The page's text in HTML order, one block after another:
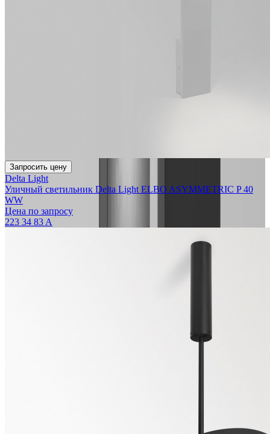
Запросить цену
Delta Light
Уличный светильник Delta Light ELBO ASYMMETRIC P 40
WW
Цена по запросу
223 34 83 A